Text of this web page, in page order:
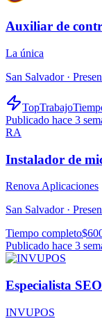
Auxiliar de
La única
San Salvador ·
TopTrabajo
Publicado hace 3
RA
Instalador de
Renova Aplicaciones
San Salvador ·
Tiempo completo
Publicado hace 3
Especialista
INVUPOS